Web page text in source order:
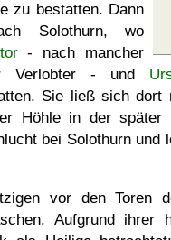
zu bestatten. Dann
Solothurn, wo
- nach mancher
Verlobter - und
Sie ließ sich dort
Höhle in der später
bei Solothurn und
vor den Toren
Aufgrund ihrer